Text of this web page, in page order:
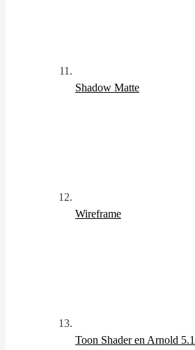
Shadow Matte
Wireframe
Toon Shader en Arnold 5.1